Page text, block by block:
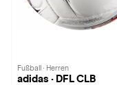
Fußball · Herren
adidas · DFL CLB